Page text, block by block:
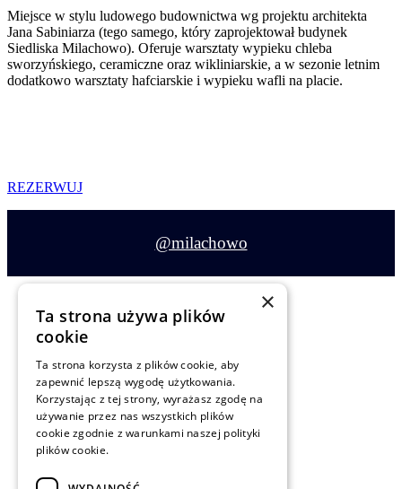
Miejsce w stylu ludowego budownictwa wg projektu architekta
Jana Sabiniarza (tego samego, który zaprojektował budynek
Siedliska Milachowo). Oferuje warsztaty wypieku chleba
sworzyńskiego, ceramiczne oraz wikliniarskie, a w sezonie letnim
dodatkowo warsztaty hafciarskie i wypieku wafli na placie.
REZERWUJ
@milachowo
Siedlisko Milachowo
Rolbik 22H
89-634 Rolbik
×
Ta strona używa plików
cookie
Ta strona korzysta z plików cookie, aby
zapewnić lepszą wygodę użytkowania.
Korzystając z tej strony, wyrażasz zgodę na
używanie przez nas wszystkich plików
cookie zgodnie z warunkami naszej polityki
plików cookie.